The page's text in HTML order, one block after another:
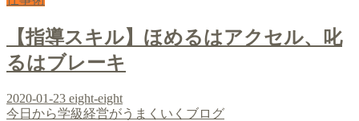
【指導スキル】ほめるはアクセル、叱
るはブレーキ
2020-01-23 eight-eight
今日から学級経営がうまくいくブログ